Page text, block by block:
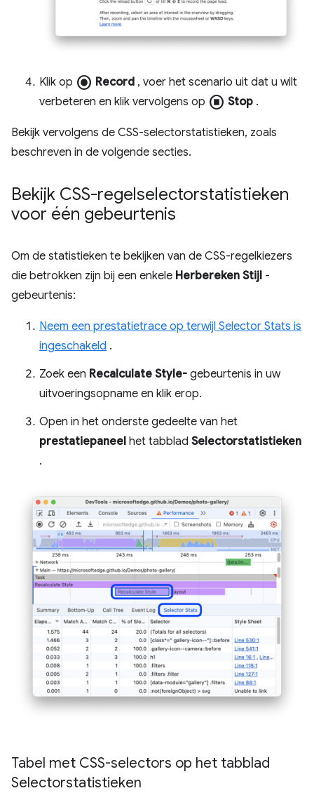
Klik op radio_button_checked Record , voer het scenario uit dat u wilt
verbeteren en klik vervolgens op stop_circle Stop .
Bekijk vervolgens de CSS-selectorstatistieken, zoals
beschreven in de volgende secties.
Bekijk CSS-regelselectorstatistieken
voor één gebeurtenis
Om de statistieken te bekijken van de CSS-regelkiezers
die betrokken zijn bij een enkele Herbereken Stijl -
gebeurtenis:
Neem een ​​prestatietrace op terwijl Selector Stats is
ingeschakeld .
Zoek een Recalculate Style- gebeurtenis in uw
uitvoeringsopname en klik erop.
Open in het onderste gedeelte van het
prestatiepaneel het tabblad Selectorstatistieken
.
Tabel met CSS-selectors op het tabblad
Selectorstatistieken